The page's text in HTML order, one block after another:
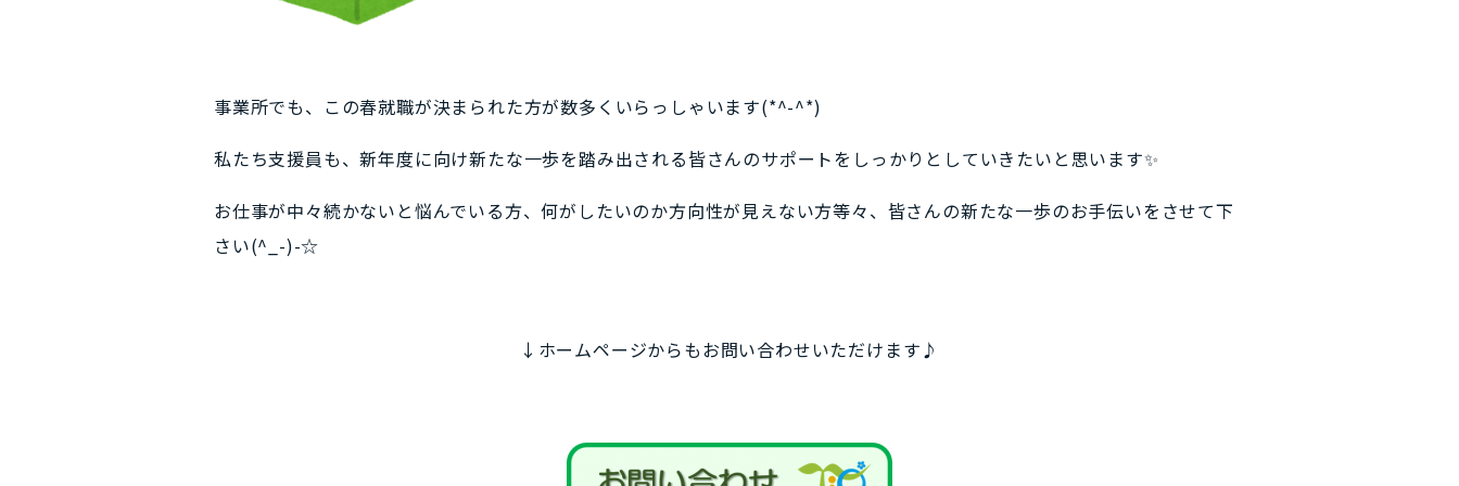
事業所でも、この春就職が決まられた方が数多くいらっしゃいます(*^-^*)
私たち支援員も、新年度に向け新たな一歩を踏み出される皆さんのサポートをしっかりとしていきたいと思います✨
お仕事が中々続かないと悩んでいる方、何がしたいのか方向性が見えない方等々、皆さんの新たな一歩のお手伝いをさせて下
さい(^_-)-☆
↓ホームページからもお問い合わせいただけます♪